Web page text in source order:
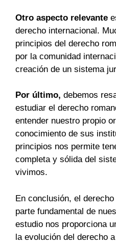
Otro aspecto relevante
derecho internacional.
principios del derecho
por la comunidad
creación de un sistema
Por último, debemos
estudiar el derecho
entender nuestro propio
conocimiento de sus
principios nos permite
completa y sólida del
vivimos.
En conclusión, el
parte fundamental de
estudio nos proporciona
la evolución del derecho